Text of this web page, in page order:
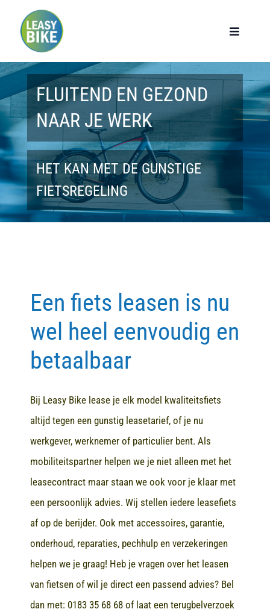
Toggle
Home
Werknemers
Werkgevers
Privé lease
Modellen
Contact
FLUITEND EN GEZOND
NAAR JE WERK
HET KAN MET DE GUNSTIGE
FIETSREGELING
Een fiets leasen is nu
wel heel eenvoudig en
betaalbaar
Bij Leasy Bike lease je elk model kwaliteitsfiets
altijd tegen een gunstig leasetarief, of je nu
werkgever, werknemer of particulier bent. Als
mobiliteitspartner helpen we je niet alleen met het
leasecontract maar staan we ook voor je klaar met
een persoonlijk advies. Wij stellen iedere leasefiets
af op de berijder. Ook met accessoires, garantie,
onderhoud, reparaties, pechhulp en verzekeringen
helpen we je graag! Heb je vragen over het leasen
van fietsen of wil je direct een passend advies? Bel
dan met: 0183 35 68 68of laat een terugbelverzoek